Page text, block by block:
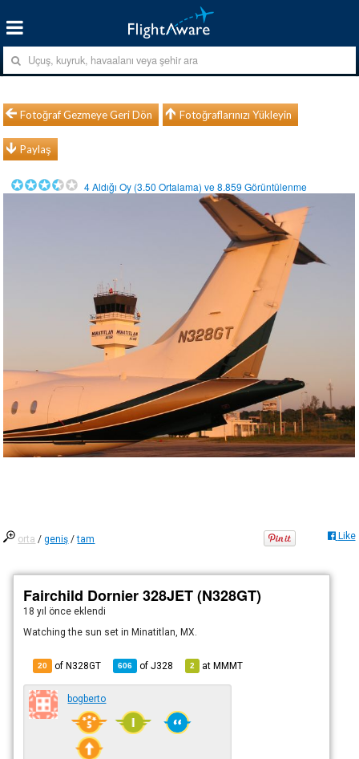
Fotoğraf Gezmeye Geri Dön Fotoğraflarınızı Yükleyin
Paylaş
4Aldığı Oy (3.50 Ortalama) ve8.859 Görüntülenme
orta /geniş /tam Like
Fairchild Dornier 328JET (N328GT)
18 yıl önce eklendi
Watching the sun set in Minatitlan, MX.
20 of N328GT 606 ofJ328 2 atMMMT
bogberto